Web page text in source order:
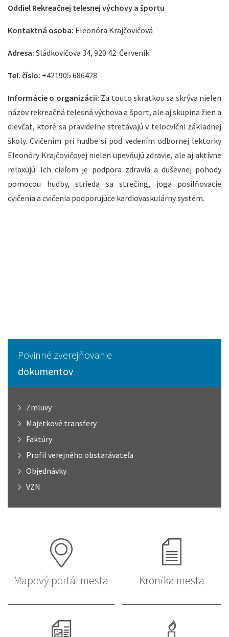
Oddiel Rekreačnej telesnej výchovy a športu
Kontaktná osoba: Eleonóra Krajčovičová
Adresa: Sládkovičova 34, 920 42 Červeník
Tel. číslo: +421905 686428
Informácie o organizácii: Za touto skratkou sa skrýva nielen
názov rekreačná telesná výchova a šport, ale aj skupina žien a
dievčat, ktoré sa pravidelne stretávajú v telocvični základnej
školy. Cvičením pri hudbe si pod vedením odbornej lektorky
Eleonóry Krajčovičovej nielen upevňujú zdravie, ale aj aktívne
relaxujú. Ich cieľom je podpora zdravia a duševnej pohody
pomocou hudby, strieda sa strečing, joga posilňovacie
cvičenia a cvičenia podporujúce kardiovaskulárny systém.
Povinné zverejňovanie
dokumentov
Zmluvy
Majetkové transfery
Faktúry
Profil verejného obstarávateľa
Objednávky
VZN
Mapový portál mesta Kronika mesta